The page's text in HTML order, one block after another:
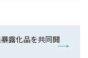
露化品を共同開